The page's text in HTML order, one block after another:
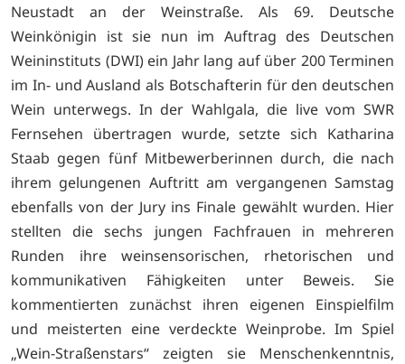
Neustadt an der Weinstraße. Als 69. Deutsche
Weinkönigin ist sie nun im Auftrag des Deutschen
Weininstituts (DWI) ein Jahr lang auf über 200 Terminen
im In- und Ausland als Botschafterin für den deutschen
Wein unterwegs. In der Wahlgala, die live vom SWR
Fernsehen übertragen wurde, setzte sich Katharina
Staab gegen fünf Mitbewerberinnen durch, die nach
ihrem gelungenen Auftritt am vergangenen Samstag
ebenfalls von der Jury ins Finale gewählt wurden. Hier
stellten die sechs jungen Fachfrauen in mehreren
Runden ihre weinsensorischen, rhetorischen und
kommunikativen Fähigkeiten unter Beweis. Sie
kommentierten zunächst ihren eigenen Einspielfilm
und meisterten eine verdeckte Weinprobe. Im Spiel
„Wein-Straßenstars“ zeigten sie Menschenkenntnis,